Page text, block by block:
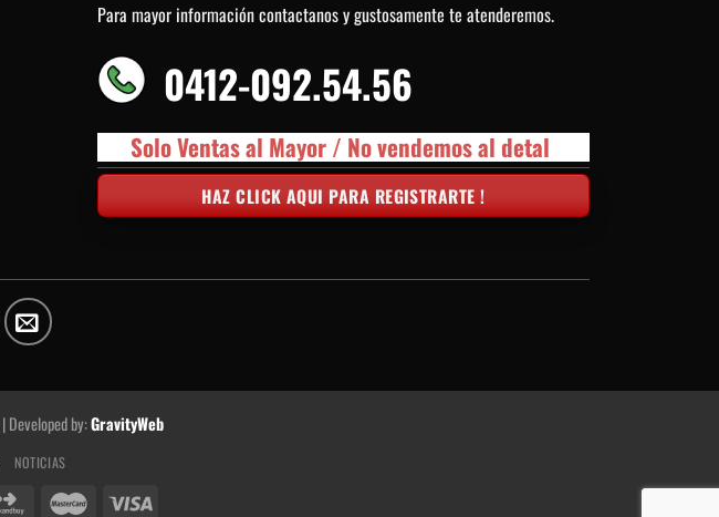
Para mayor información contactanos y gustosamente te atenderemos.
0412-092.54.56
Solo Ventas al Mayor / No vendemos al detal
HAZ CLICK AQUI PARA REGISTRARTE !
| Developed by:GravityWeb
NOTICIAS